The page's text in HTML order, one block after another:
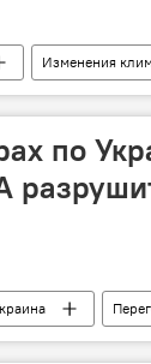
Изменения
по